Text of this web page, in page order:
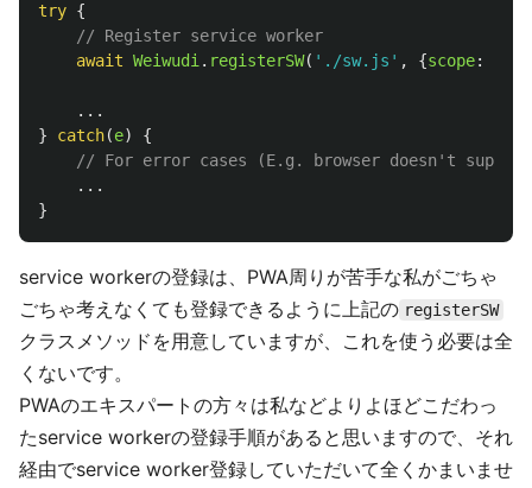
try {
// Register service worker
await Weiwudi . registerSW( ' ./sw.js ' , {scope:
...
}
catch(e)
{
// For error cases (E.g. browser doesn't
...
}
service workerの登録は、PWA周りが苦手な私がごちゃ
ごちゃ考えなくても登録できるように上記の registerSW
クラスメソッドを用意していますが、これを使う必要は全
くないです。
PWAのエキスパートの方々は私などよりよほどこだわっ
たservice workerの登録手順があると思いますので、それ
経由でservice worker登録していただいて全くかまいませ